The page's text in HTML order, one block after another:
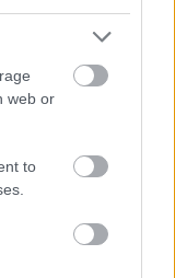
web or
to
(zaradi